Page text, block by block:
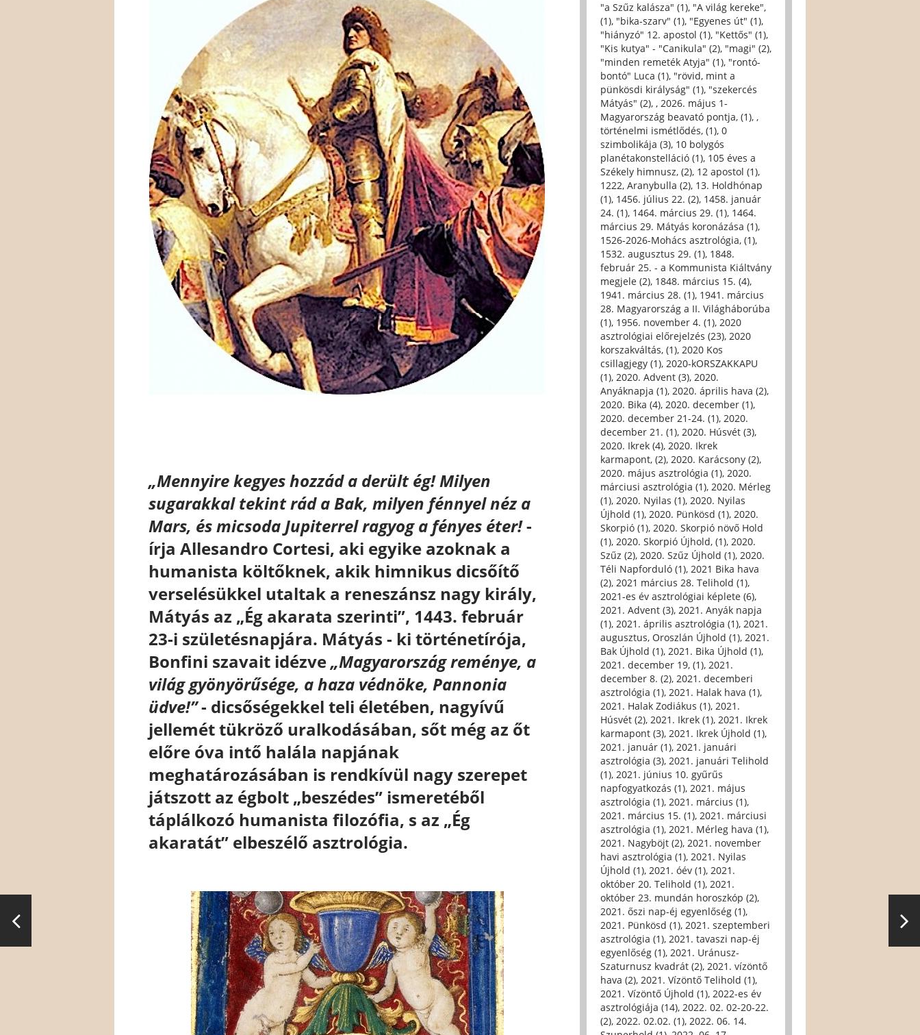
„Mennyire kegyes hozzád a derült ég! Milyen
sugarakkal tekint rád a Bak, milyen fénnyel néz a
Mars, és micsoda Jupiterrel ragyog a fényes éter!-
írja Allesandro Cortesi, aki egyike azoknak a
humanista költőknek, akik himnikus dicsőítő
verselésükkel utaltak a reneszánsz nagy király,
Mátyás az „Ég akarata szerinti”, 1443. február
23-i születésnapjára. Mátyás - ki történetírója,
Bonfini szavait idézve„Magyarország reménye, a
világ gyönyörűsége, a haza védnöke, Pannonia
üdve!”- dicsőségekkel teli életében, nagyívű
jellemét tükröző uralkodásában, sőt még az őt
előre óva intő halála napjának
meghatározásában is rendkívül nagy szerepet
játszott az égbolt „beszédes” ismeretéből
táplálkozó humanista filozófia, s az „Ég
akaratát” elbeszélő asztrológia.
"a Szűz kalásza" (1), "A világ kereke",
(1), "bika-szarv" (1), "Egyenes út" (1),
"hiányzó" 12. apostol (1), "Kettős" (1),
"Kis kutya" - "Canikula" (2), "magi" (2),
"minden remeték Atyja" (1), "rontó-
bontó" Luca (1), "rövid, mint a
pünkösdi királyság" (1), "szekercés
Mátyás" (2), , 2026. május 1-
Magyarország beavató pontja, (1), ,
történelmi ismétlődés, (1), 0
szimbolikája (3), 10 bolygós
planétakonstelláció (1), 105 éves a
Székely himnusz, (2), 12 apostol (1),
1222, Aranybulla (2), 13. Holdhónap
(1), 1456. július 22. (2), 1458. január
24. (1), 1464. március 29. (1), 1464.
március 29. Mátyás koronázása (1),
1526-2026-Mohács asztrológia, (1),
1532. augusztus 29. (1), 1848.
február 25. - a Kommunista Kiáltvány
megjele (2), 1848. március 15. (4),
1941. március 28. (1), 1941. március
28. Magyarország a II. Világháborúba
(1), 1956. november 4. (1), 2020
asztrológiai előrejelzés (23), 2020
korszakváltás, (1), 2020 Kos
csillagjegy (1), 2020-kORSZAKKAPU
(1), 2020. Advent (3), 2020.
Anyáknapja (1), 2020. április hava (2),
2020. Bika (4), 2020. december (1),
2020. december 21-24. (1), 2020.
december 21. (1), 2020. Húsvét (3),
2020. Ikrek (4), 2020. Ikrek
karmapont, (2), 2020. Karácsony (2),
2020. május asztrológia (1), 2020.
márciusi asztrológia (1), 2020. Mérleg
(1), 2020. Nyilas (1), 2020. Nyilas
Újhold (1), 2020. Pünkösd (1), 2020.
Skorpió (1), 2020. Skorpió növő Hold
(1), 2020. Skorpió Újhold, (1), 2020.
Szűz (2), 2020. Szűz Újhold (1), 2020.
Téli Napforduló (1), 2021 Bika hava
(2), 2021 március 28. Telihold (1),
2021-es év asztrológiai képlete (6),
2021. Advent (3), 2021. Anyák napja
(1), 2021. április asztrológia (1), 2021.
augusztus, Oroszlán Újhold (1), 2021.
Bak Újhold (1), 2021. Bika Újhold (1),
2021. december 19, (1), 2021.
december 8. (2), 2021. decemberi
asztrológia (1), 2021. Halak hava (1),
2021. Halak Zodiákus (1), 2021.
Húsvét (2), 2021. Ikrek (1), 2021. Ikrek
karmapont (3), 2021. Ikrek Újhold (1),
2021. január (1), 2021. januári
asztrológia (3), 2021. januári Telihold
(1), 2021. június 10. gyűrűs
napfogyatkozás (1), 2021. május
asztrológia (1), 2021. március (1),
2021. március 15. (1), 2021. márciusi
asztrológia (1), 2021. Mérleg hava (1),
2021. Nagyböjt (2), 2021. november
havi asztrológia (1), 2021. Nyilas
Újhold (1), 2021. óév (1), 2021.
október 20. Telihold (1), 2021.
október 23. mundán horoszkóp (2),
2021. őszi nap-éj egyenlőség (1),
2021. Pünkösd (1), 2021. szeptemberi
asztrológia (1), 2021. tavaszi nap-éj
egyenlőség (1), 2021. Uránusz-
Szaturnusz kvadrát (2), 2021. vízöntő
hava (2), 2021. Vízöntő Telihold (1),
2021. Vízöntő Újhold (1), 2022-es év
asztrológiája (14), 2022. 02. 02-20-22.
(2), 2022. 02.02. (1), 2022. 06. 14.